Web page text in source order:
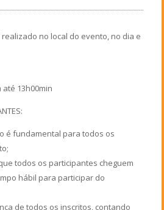
no local do evento, no dia e
até 13h00min
é fundamental para todos os
todos os participantes cheguem
hábil para participar do
de todos os inscritos, contando